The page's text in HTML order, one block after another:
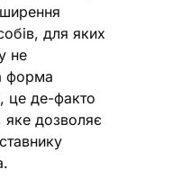
для яких
не
форма
це де-факто
яке дозволяє